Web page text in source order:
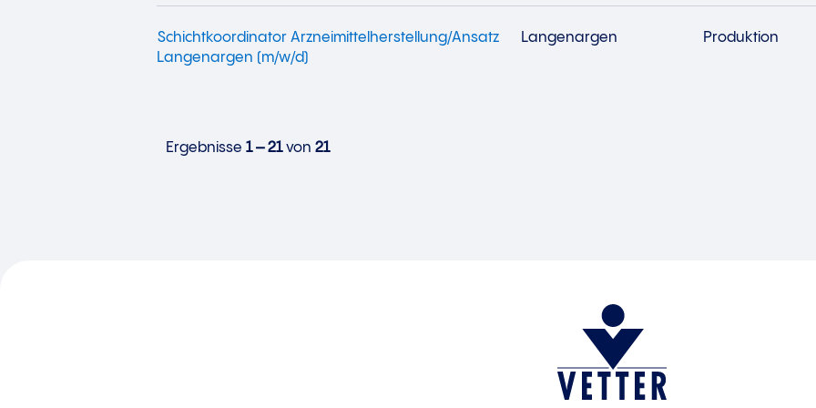
Schichtkoordinator Arzneimittelherstellung/Ansatz
Langenargen (m/w/d)
Langenargen Produktion
Ergebnisse 1 – 21von 21